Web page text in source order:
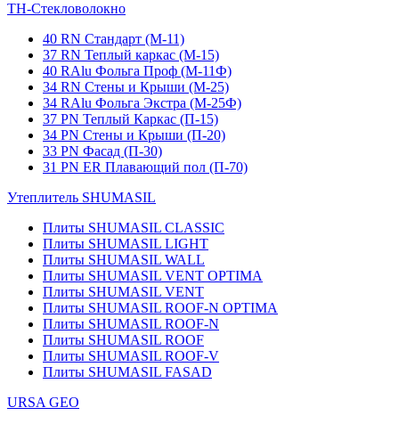
ТН-Стекловолокно
40 RN Стандарт (М-11)
37 RN Теплый каркас (М-15)
40 RAlu Фольга Проф (М-11Ф)
34 RN Стены и Крыши (М-25)
34 RAlu Фольга Экстра (М-25Ф)
37 PN Теплый Каркас (П-15)
34 PN Стены и Крыши (П-20)
33 PN Фасад (П-30)
31 PN ER Плавающий пол (П-70)
Утеплитель SHUMASIL
Плиты SHUMASIL CLASSIC
Плиты SHUMASIL LIGHT
Плиты SHUMASIL WALL
Плиты SHUMASIL VENT OPTIMA
Плиты SHUMASIL VENT
Плиты SHUMASIL ROOF-N OPTIMA
Плиты SHUMASIL ROOF-N
Плиты SHUMASIL ROOF
Плиты SHUMASIL ROOF-V
Плиты SHUMASIL FASAD
URSA GEO